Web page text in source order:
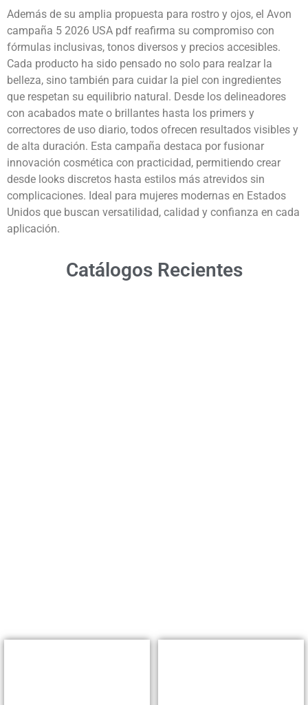
Además de su amplia propuesta para rostro y ojos, el Avon
campaña 5 2026 USA pdf reafirma su compromiso con
fórmulas inclusivas, tonos diversos y precios accesibles.
Cada producto ha sido pensado no solo para realzar la
belleza, sino también para cuidar la piel con ingredientes
que respetan su equilibrio natural. Desde los delineadores
con acabados mate o brillantes hasta los primers y
correctores de uso diario, todos ofrecen resultados visibles y
de alta duración. Esta campaña destaca por fusionar
innovación cosmética con practicidad, permitiendo crear
desde looks discretos hasta estilos más atrevidos sin
complicaciones. Ideal para mujeres modernas en Estados
Unidos que buscan versatilidad, calidad y confianza en cada
aplicación.
Catálogos Recientes